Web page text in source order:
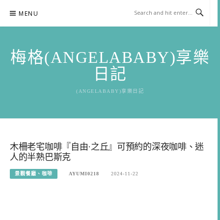
content
MENU
梅格(ANGELABABY)享樂
日記
(ANGELABABY)享樂日記
木柵老宅咖啡『自由·之丘』可預約的深夜咖啡、迷
人的半熟巴斯克
景觀餐廳、咖啡 AYUMI0218 2024-11-22